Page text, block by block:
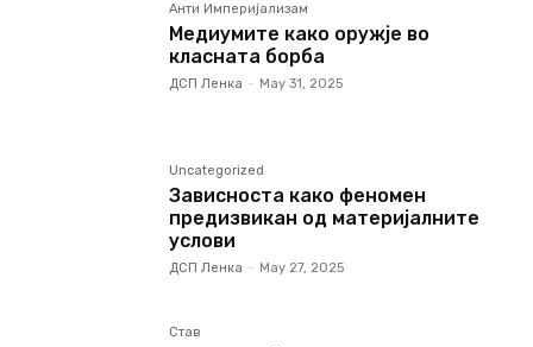
Анти Империјализам
Медиумите како оружје во
класната борба
ДСП Ленка - May 31, 2025
Uncategorized
Зависноста како феномен
предизвикан од материјалните
услови
ДСП Ленка - May 27, 2025
Став